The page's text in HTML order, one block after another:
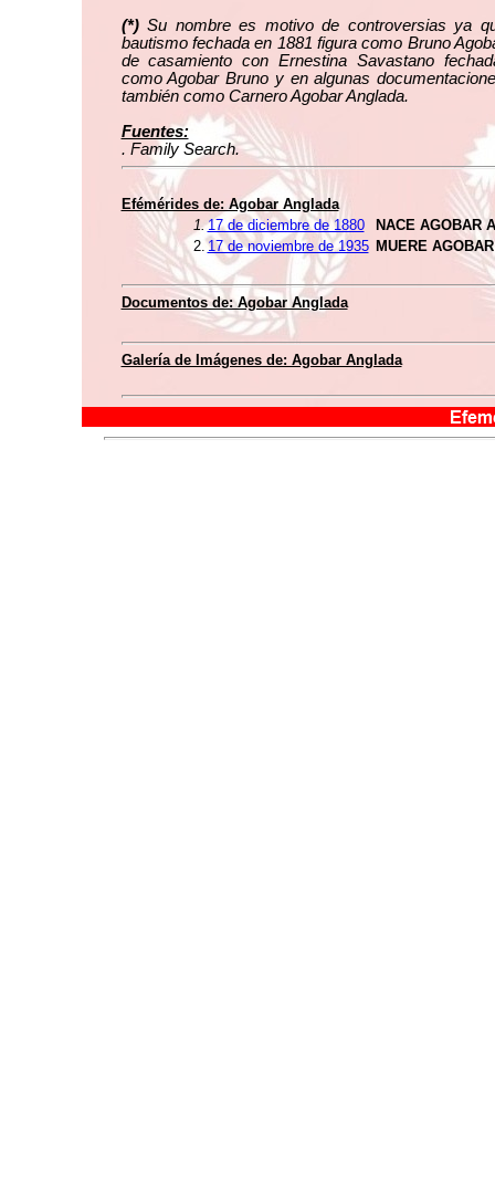
(*)Su nombre es motivo de controversias ya
bautismo fechada en 1881 figura como Bruno
de casamiento con Ernestina Savastano
como Agobar Bruno y en algunas
también como Carnero Agobar Anglada.
Fuentes:
. Family Search.
Efémérides de: Agobar Anglada
1.17 de diciembre de 1880
NACE AGOBAR
2.17 de noviembre de 1935 MUERE
Documentos de: Agobar Anglada
Galería de Imágenes de: Agobar Anglada